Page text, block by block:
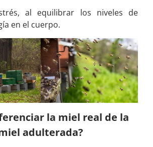
al equilibrar los niveles de
en el cuerpo.
la miel real de la
adulterada?